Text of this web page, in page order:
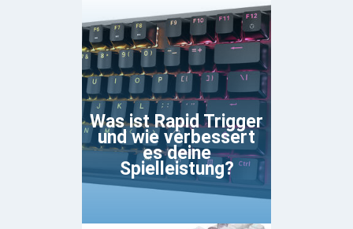
Was ist Rapid Trigger
und wie verbessert
es deine
Spielleistung?